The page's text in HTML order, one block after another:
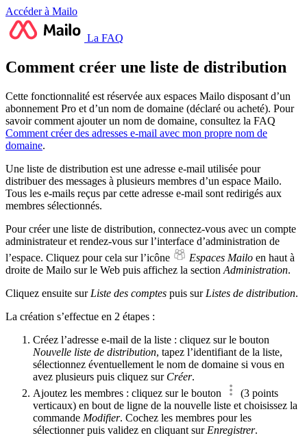
Accéder à Mailo
La FAQ
Comment créer une liste de distribution
Cette fonctionnalité est réservée aux espaces Mailo disposant d’un
abonnement Pro et d’un nom de domaine (déclaré ou acheté). Pour
savoir comment ajouter un nom de domaine, consultez la FAQ
Comment créer des adresses e-mail avec mon propre nom de
domaine.
Une liste de distribution est une adresse e-mail utilisée pour
distribuer des messages à plusieurs membres d’un espace Mailo.
Tous les e-mails reçus par cette adresse e-mail sont redirigés aux
membres sélectionnés.
Pour créer une liste de distribution, connectez-vous avec un compte
administrateur et rendez-vous sur l’interface d’administration de
l’espace. Cliquez pour cela sur l’icône
Espaces Mailo en haut à
droite de Mailo sur le Web puis affichez la section Administration.
Cliquez ensuite sur Liste des comptes puis sur Listes de distribution.
La création s’effectue en 2 étapes :
Créez l’adresse e-mail de la liste : cliquez sur le bouton
Nouvelle liste de distribution, tapez l’identifiant de la liste,
sélectionnez éventuellement le nom de domaine si vous en
avez plusieurs puis cliquez sur Créer.
Ajoutez les membres : cliquez sur le bouton
(3 points
verticaux) en bout de ligne de la nouvelle liste et choisissez la
commande Modifier. Cochez les membres pour les
sélectionner puis validez en cliquant sur Enregistrer.